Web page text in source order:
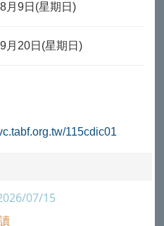
月9日(星期日)
月20日(星期日)
115cdic01
07/15